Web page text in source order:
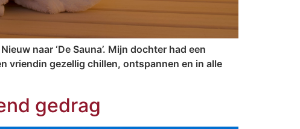
naar ‘De Sauna’. Mijn dochter had een
vriendin gezellig chillen, ontspannen en in alle
gedrag